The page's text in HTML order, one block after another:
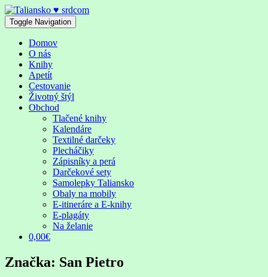
Skip
to
content
Toggle Navigation
Domov
O nás
Knihy
Apetít
Cestovanie
Životný štýl
Obchod
Tlačené knihy
Kalendáre
Textilné darčeky
Plecháčiky
Zápisníky a perá
Darčekové sety
Samolepky Taliansko
Obaly na mobily
E-itineráre a E-knihy
E-plagáty
Na želanie
0,00€
Značka: San Pietro